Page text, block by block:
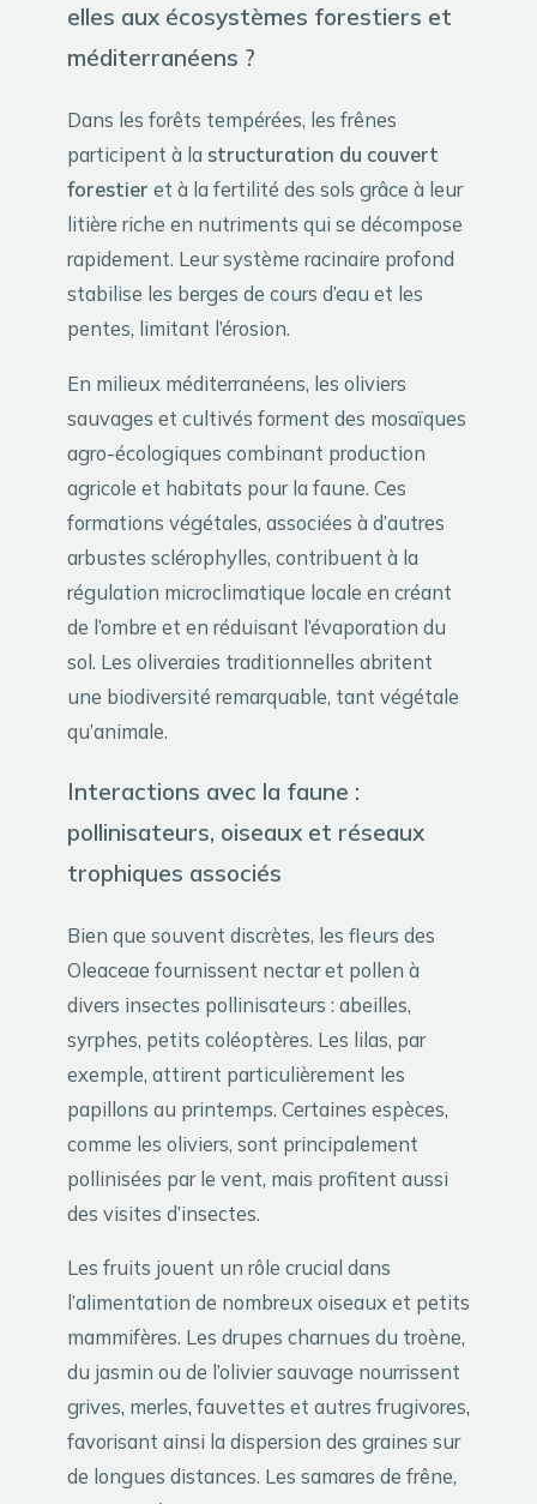
elles aux écosystèmes forestiers et
méditerranéens ?
Dans les forêts tempérées, les frênes
participent à la structuration du couvert
forestier et à la fertilité des sols grâce à leur
litière riche en nutriments qui se décompose
rapidement. Leur système racinaire profond
stabilise les berges de cours d’eau et les
pentes, limitant l’érosion.
En milieux méditerranéens, les oliviers
sauvages et cultivés forment des mosaïques
agro-écologiques combinant production
agricole et habitats pour la faune. Ces
formations végétales, associées à d’autres
arbustes sclérophylles, contribuent à la
régulation microclimatique locale en créant
de l’ombre et en réduisant l’évaporation du
sol. Les oliveraies traditionnelles abritent
une biodiversité remarquable, tant végétale
qu’animale.
Interactions avec la faune :
pollinisateurs, oiseaux et réseaux
trophiques associés
Bien que souvent discrètes, les fleurs des
Oleaceae fournissent nectar et pollen à
divers insectes pollinisateurs : abeilles,
syrphes, petits coléoptères. Les lilas, par
exemple, attirent particulièrement les
papillons au printemps. Certaines espèces,
comme les oliviers, sont principalement
pollinisées par le vent, mais profitent aussi
des visites d’insectes.
Les fruits jouent un rôle crucial dans
l’alimentation de nombreux oiseaux et petits
mammifères. Les drupes charnues du troène,
du jasmin ou de l’olivier sauvage nourrissent
grives, merles, fauvettes et autres frugivores,
favorisant ainsi la dispersion des graines sur
de longues distances. Les samares de frêne,